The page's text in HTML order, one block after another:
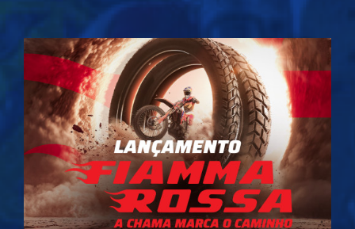
(FGM), as competições passam a contar com a marca no título
oficial. A partir desta temporada, os eventos serão
denominados Campeonato Gaúcho Borilli Racing de
Motocross e Campeonato Gaúcho Borilli Racing de Velocross.
A parceria fortalece o calendário estadual e eleva o nível das
competições. Além disso, amplia a estrutura dos eventos e
gera mais visibilidade para pilotos, equipes e patrocinadores
envolvidos. Borilli amplia protagonismo no motociclismo
gaúcho A Borilli Racing já possui uma trajetória consolidada
dentro do Campeonato Gaúcho. A marca apoia a modalidade
há cerca de uma década e, em 2026, dá um passo além ao
assumir a posição de patrocinadora máster. O novo momento
reforça o compromisso da empresa com o desenvolvimento do
esporte. A atuação direta nos campeonatos posiciona a Borilli